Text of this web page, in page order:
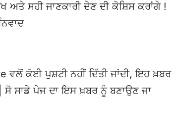
ਅਤੇ ਸਹੀ ਜਾਣਕਾਰੀ ਦੇਣ ਦੀ ਕੋਸ਼ਿਸ ਕਰਾਂਗੇ !
ਵਲੋਂ ਕੋਈ ਪੁਸ਼ਟੀ ਨਹੀਂ ਦਿੱਤੀ ਜਾਂਦੀ, ਇਹ ਖ਼ਬਰ
| ਸੋ ਸਾਡੇ ਪੇਜ ਦਾ ਇਸ ਖ਼ਬਰ ਨੂੰ ਬਣਾਉਣ ਜਾ